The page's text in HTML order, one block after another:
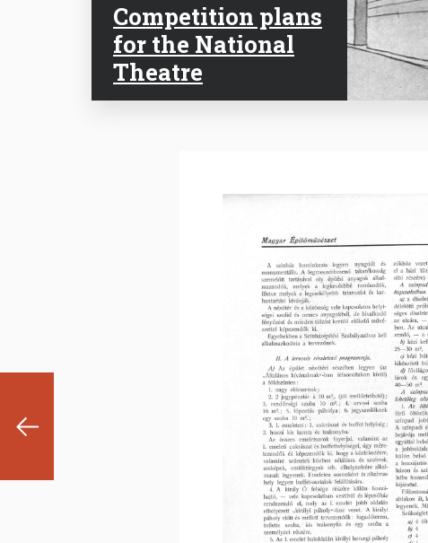
Competition plans
for the National
Theatre